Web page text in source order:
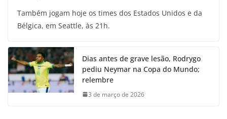
Também jogam hoje os times dos Estados Unidos e da
Bélgica, em Seattle, às 21h.
Dias antes de grave lesão, Rodrygo
pediu Neymar na Copa do Mundo;
relembre
3 de março de 2026